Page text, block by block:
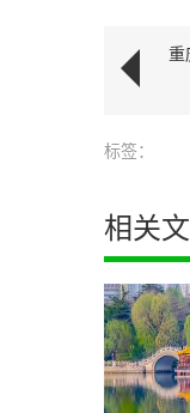
重
标签：
相关